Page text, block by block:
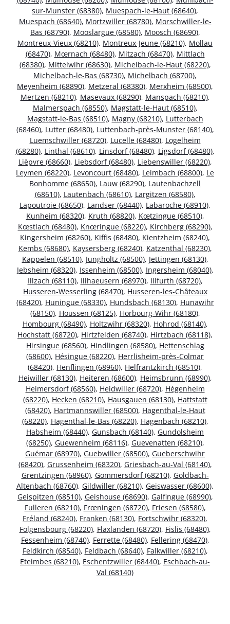
sur-Munster (68380), Muespach-le-Haut (68640),
Muespach (68640), Mortzwiller (68780), Morschwiller-le-
Bas (68790), Mooslargue (68580), Moosch (68690),
Montreux-Vieux (68210), Montreux-Jeune (68210), Mollau
(68470), Mœrnach (68480), Mitzach (68470), Mittlach
(68380), Mittelwihr (68630), Michelbach-le-Haut (68220),
Michelbach-le-Bas (68730), Michelbach (68700),
Meyenheim (68890), Metzeral (68380), Merxheim (68500),
Mertzen (68210), Masevaux (68290), Manspach (68210),
Malmerspach (68550), Magstatt-le-Haut (68510),
Magstatt-le-Bas (68510), Magny (68210), Lutterbach
(68460), Lutter (68480), Luttenbach-près-Munster (68140),
Luemschwiller (68720), Lucelle (68480), Logelheim
(68280), Linthal (68610), Linsdorf (68480), Ligsdorf (68480),
Lièpvre (68660), Liebsdorf (68480), Liebenswiller (68220),
Leymen (68220), Levoncourt (68480), Leimbach (68800), Le
Bonhomme (68650), Lauw (68290), Lautenbachzell
(68610), Lautenbach (68610), Largitzen (68580),
Lapoutroie (68650), Landser (68440), Labaroche (68910),
Kunheim (68320), Kruth (68820), Kœtzingue (68510),
Kœstlach (68480), Knœringue (68220), Kirchberg (68290),
Kingersheim (68260), Kiffis (68480), Kientzheim (68240),
Kembs (68680), Kaysersberg (68240), Katzenthal (68230),
Kappelen (68510), Jungholtz (68500), Jettingen (68130),
Jebsheim (68320), Issenheim (68500), Ingersheim (68040),
Illzach (68110), Illhaeusern (68970), Illfurth (68720),
Husseren-Wesserling (68470), Husseren-les-Châteaux
(68420), Huningue (68330), Hundsbach (68130), Hunawihr
(68150), Houssen (68125), Horbourg-Wihr (68180),
Hombourg (68490), Holtzwihr (68320), Hohrod (68140),
Hochstatt (68720), Hirtzfelden (68740), Hirtzbach (68118),
Hirsingue (68560), Hindlingen (68580), Hettenschlag
(68600), Hésingue (68220), Herrlisheim-près-Colmar
(68420), Henflingen (68960), Helfrantzkirch (68510),
Heiwiller (68130), Heiteren (68600), Heimsbrunn (68990),
Heimersdorf (68560), Heidwiller (68720), Hégenheim
(68220), Hecken (68210), Hausgauen (68130), Hattstatt
(68420), Hartmannswiller (68500), Hagenthal-le-Haut
(68220), Hagenthal-le-Bas (68220), Hagenbach (68210),
Habsheim (68440), Gunsbach (68140), Gundolsheim
(68250), Guewenheim (68116), Guevenatten (68210),
Guémar (68970), Guebwiller (68500), Gueberschwihr
(68420), Grussenheim (68320), Griesbach-au-Val (68140),
Grentzingen (68960), Gommersdorf (68210), Goldbach-
Altenbach (68760), Gildwiller (68210), Geiswasser (68600),
Geispitzen (68510), Geishouse (68690), Galfingue (68990),
Fulleren (68210), Frœningen (68720), Friesen (68580),
Fréland (68240), Franken (68130), Fortschwihr (68320),
Folgensbourg (68220), Flaxlanden (68720), Fislis (68480),
Fessenheim (68740), Ferrette (68480), Fellering (68470),
Feldkirch (68540), Feldbach (68640), Falkwiller (68210),
Eteimbes (68210), Eschentzwiller (68440), Eschbach-au-
Val (68140)